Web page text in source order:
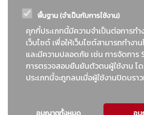
พื้นฐาน (จำเป็นกับการใช้งาน)
คุกกี้ประเภทนี้มีความจำเป็นต่อการทำ
เว็บไซต์ เพื่อให้เว็บไซต์สามารถทำงา
และมีความปลอดภัย เช่น การจัดการ
การตรวจสอบยืนยันตัวตนผู้ใช้งาน โ
ประเภทนี้จะถูกลบเมื่อผู้ใช้งานปิดบรา
: วิธีเฉพาะเจาะจง
ข่าวสาร/ประกาศ
: เอกสารส่งเสริมความโปร่งใสในการจัดซื้อจัดจ้าง
ข่าวสารจัดซื้อจัดจ้าง
: แผนการจัดซื้อจัดจ้าง